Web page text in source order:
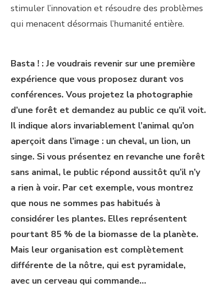
stimuler l’innovation et résoudre des problèmes
qui menacent désormais l’humanité entière.
Basta ! : Je voudrais revenir sur une première
expérience que vous proposez durant vos
conférences. Vous projetez la photographie
d’une forêt et demandez au public ce qu’il voit.
Il indique alors invariablement l’animal qu’on
aperçoit dans l’image : un cheval, un lion, un
singe. Si vous présentez en revanche une forêt
sans animal, le public répond aussitôt qu’il n’y
a rien à voir. Par cet exemple, vous montrez
que nous ne sommes pas habitués à
considérer les plantes. Elles représentent
pourtant 85 % de la biomasse de la planète.
Mais leur organisation est complètement
différente de la nôtre, qui est pyramidale,
avec un cerveau qui commande…